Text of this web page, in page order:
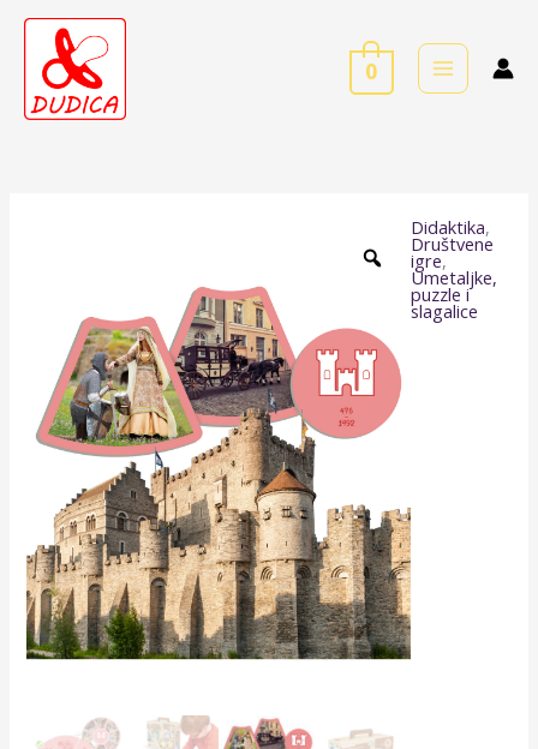
Skip
content
0
Didaktika,
Društvene
igre,
Umetaljke,
puzzle i
slagalice
kultura
količina